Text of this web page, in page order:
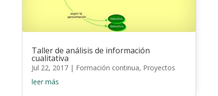
Taller de análisis de información
cualitativa
Jul 22, 2017| Formación continua, Proyectos
leer más